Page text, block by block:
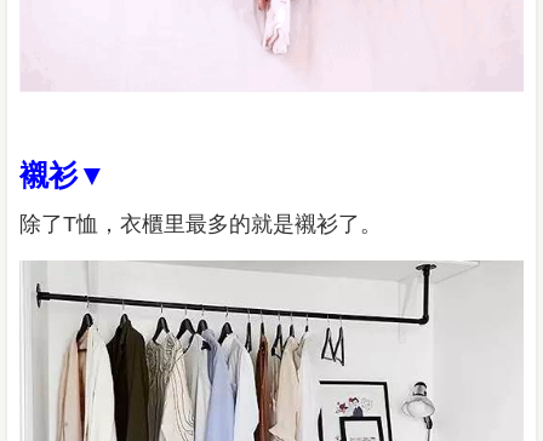
襯衫▼
除了T恤，衣櫃里最多的就是襯衫了。